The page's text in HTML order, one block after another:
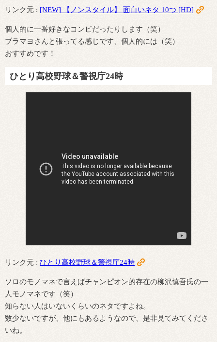
リンク元 : [NEW] 【ノンスタイル】 面白いネタ 10つ [HD]
個人的に一番好きなコンビだったりします（笑）
ブラマヨさんと張ってる感じです、個人的には（笑）
おすすめです！
ひとり高校野球＆警視庁24時
リンク元 : ひとり高校野球＆警視庁24時
ソロのモノマネで言えばチャンピオン的存在の柳沢慎吾氏の一
人モノマネです（笑）
知らない人はいないくらいのネタですよね。
数少ないですが、他にもあるようなので、是非見てみてくださ
いね。